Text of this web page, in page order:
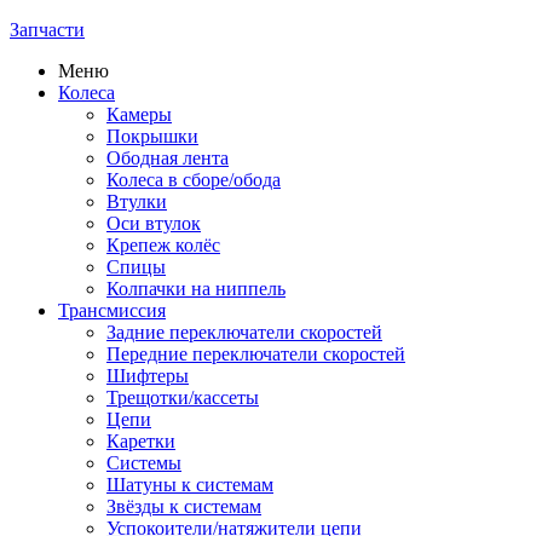
Запчасти
Меню
Колеса
Камеры
Покрышки
Ободная лента
Колеса в сборе/обода
Втулки
Оси втулок
Крепеж колёс
Спицы
Колпачки на ниппель
Трансмиссия
Задние переключатели скоростей
Передние переключатели скоростей
Шифтеры
Трещотки/кассеты
Цепи
Каретки
Системы
Шатуны к системам
Звёзды к системам
Успокоители/натяжители цепи